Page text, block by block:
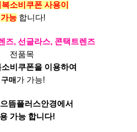
소비쿠폰 사용이
가능 합니다!
즈, 선글라스, 콘택트렌즈
전품목
비쿠폰을 이용하여
구매가 가능!
뜸플러스안경에서
가능 합니다!